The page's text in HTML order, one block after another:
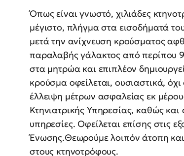
Όπως είναι γνωστό, χιλιάδες
μέγιστο, πλήγμα στα εισοδήματά
μετά την ανίχνευση κρούσματος
παραλαβής γάλακτος από περίπου
στα μητρώα και επιπλέον
κρούσμα οφείλεται, ουσιαστικά,
έλλειψη μέτρων ασφαλείας εκ
Κτηνιατρικής Υπηρεσίας, καθώς
υπηρεσίες. Οφείλεται επίσης στις
Ένωσης.Θεωρούμε λοιπόν άτοπη
στους κτηνοτρόφους.